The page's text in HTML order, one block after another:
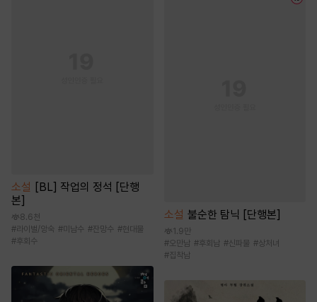
소설
[BL] 작업의 정석 [단행
본]
8.6천
#라이벌/앙숙 #미남수 #잔망수 #현대물
#후회수
소설 불순한 탐닉 [단행본]
1.9만
#오만남 #후회남 #신파물 #상처녀
#집착남